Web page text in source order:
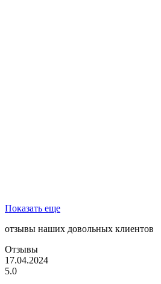
Показать еще
отзывы наших довольных клиентов
Отзывы
17.04.2024
5.0